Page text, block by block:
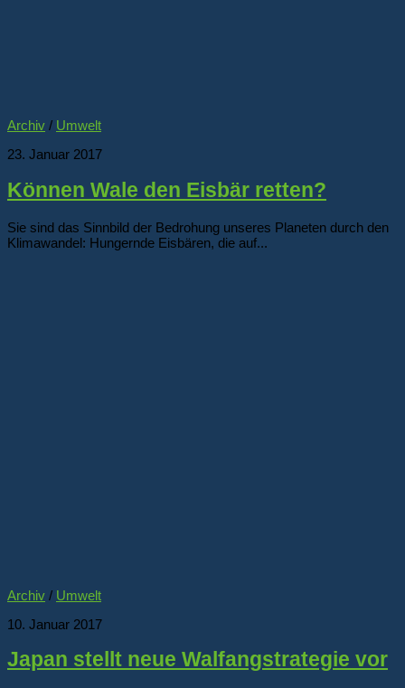
Archiv / Umwelt
23. Januar 2017
Können Wale den Eisbär retten?
Sie sind das Sinnbild der Bedrohung unseres Planeten durch den
Klimawandel: Hungernde Eisbären, die auf...
Archiv / Umwelt
10. Januar 2017
Japan stellt neue Walfangstrategie vor